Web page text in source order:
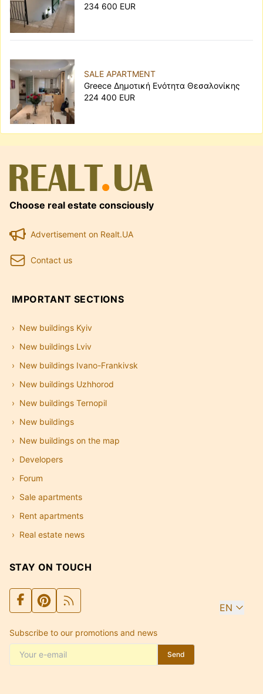
234 600 EUR
SALE APARTMENT
Greece Δημοτική Ενότητα Θεσαλονίκης
224 400 EUR
Choose real estate consciously
Advertisement on Realt.UA
Contact us
IMPORTANT SECTIONS
New buildings Kyiv
New buildings Lviv
New buildings Ivano-Frankivsk
New buildings Uzhhorod
New buildings Ternopil
New buildings
New buildings on the map
Developers
Forum
Sale apartments
Rent apartments
Real estate news
STAY ON TOUCH
EN
Subscribe to our promotions and news
Send